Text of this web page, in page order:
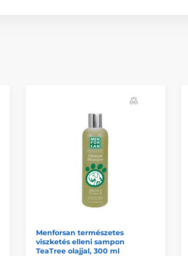
Menforsan természetes
viszketés elleni sampon
TeaTree olajjal, 300 ml